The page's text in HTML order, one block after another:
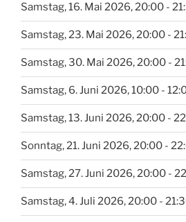
Samstag, 16. Mai 2026, 20:00 -
Samstag, 23. Mai 2026, 20:00 -
Samstag, 30. Mai 2026, 20:00 -
Samstag, 6. Juni 2026, 10:00 -
Samstag, 13. Juni 2026, 20:00 -
Sonntag, 21. Juni 2026, 20:00 -
Samstag, 27. Juni 2026, 20:00 -
Samstag, 4. Juli 2026, 20:00 -